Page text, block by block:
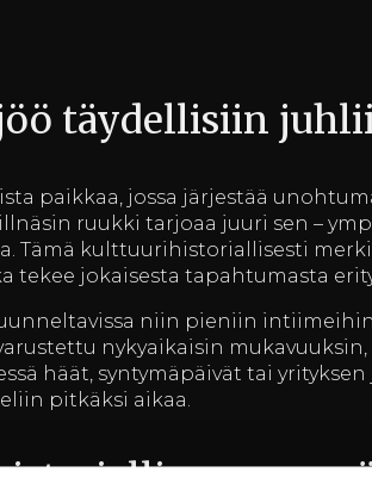
täydellisiin
paikkaa, jossa järjestää
ruukki tarjoaa juuri sen –
Tämä kulttuurihistoriallisesti
tekee jokaisesta tapahtumasta
niin pieniin
nykyaikaisin
häät, syntymäpäivät tai
pitkäksi aikaa.